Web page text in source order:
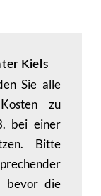
Kiels
Sie alle
zu
bei einer
Bitte
bevor die